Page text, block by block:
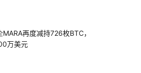
MARA再度减持726枚BTC，
万美元